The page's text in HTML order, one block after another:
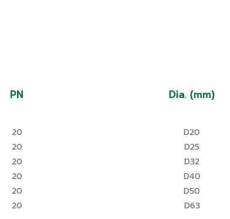
PN
20
20
20
20
20
20
Dia. (mm)
D20
D25
D32
D40
D50
D63